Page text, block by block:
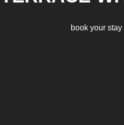
book your stay